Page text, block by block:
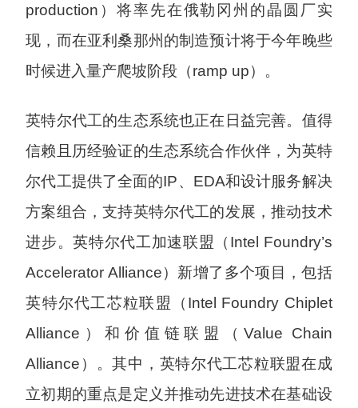
production）将率先在俄勒冈州的晶圆厂实
现，而在亚利桑那州的制造预计将于今年晚些
时候进入量产爬坡阶段（ramp up）。
英特尔代工的生态系统也正在日益完善。值得
信赖且历经验证的生态系统合作伙伴，为英特
尔代工提供了全面的IP、EDA和设计服务解决
方案组合，支持英特尔代工的发展，推动技术
进步。英特尔代工加速联盟（Intel Foundry’s
Accelerator Alliance）新增了多个项目，包括
英特尔代工芯粒联盟（Intel Foundry Chiplet
Alliance）和价值链联盟（Value Chain
Alliance）。其中，英特尔代工芯粒联盟在成
立初期的重点是定义并推动先进技术在基础设